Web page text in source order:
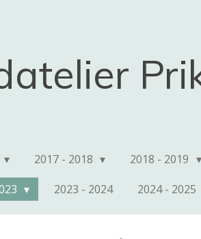
2017 - 2018 2018 - 2019
2023 - 2024 2024 - 2025